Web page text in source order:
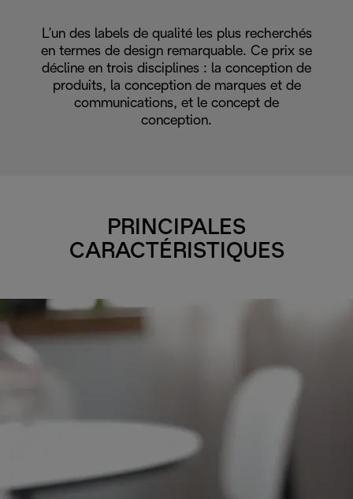
L’un des labels de qualité les plus recherchés
en termes de design remarquable. Ce prix se
décline en trois disciplines : la conception de
produits, la conception de marques et de
communications, et le concept de
conception.
PRINCIPALES
CARACTÉRISTIQUES